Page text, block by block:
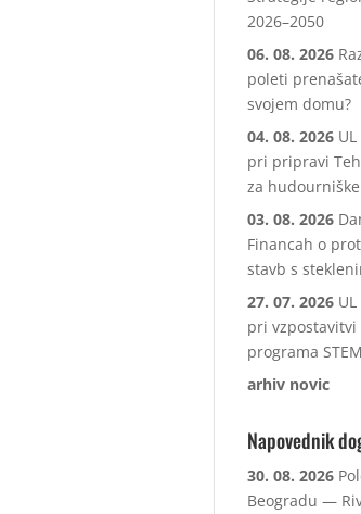
2026–2050
06. 08. 2026
poleti
svojem domu?
04. 08. 2026
pri pripravi
za
03. 08. 2026
Financah o
stavb s
27. 07. 2026
pri
programa
arhiv novic
Napovednik
30. 08. 2026
Beogradu —